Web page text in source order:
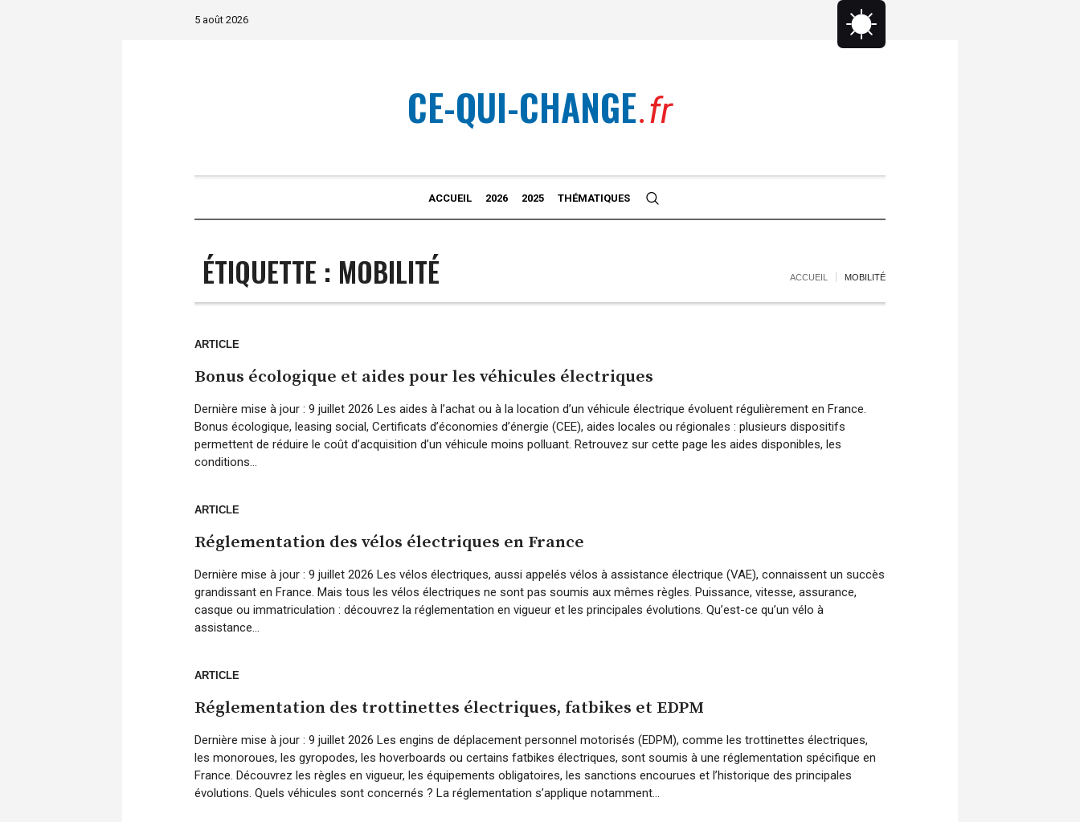
5 août 2026
CE-QUI-CHANGE.fr
ACCUEIL 2026 2025 THÉMATIQUES
ÉTIQUETTE : MOBILITÉ ACCUEIL MOBILITÉ
ARTICLE
Bonus écologique et aides pour les véhicules électriques
Dernière mise à jour : 9 juillet 2026 Les aides à l’achat ou à la location d’un véhicule électrique évoluent régulièrement en France.
Bonus écologique, leasing social, Certificats d’économies d’énergie (CEE), aides locales ou régionales : plusieurs dispositifs
permettent de réduire le coût d’acquisition d’un véhicule moins polluant. Retrouvez sur cette page les aides disponibles, les
conditions...
ARTICLE
Réglementation des vélos électriques en France
Dernière mise à jour : 9 juillet 2026 Les vélos électriques, aussi appelés vélos à assistance électrique (VAE), connaissent un succès
grandissant en France. Mais tous les vélos électriques ne sont pas soumis aux mêmes règles. Puissance, vitesse, assurance,
casque ou immatriculation : découvrez la réglementation en vigueur et les principales évolutions. Qu’est-ce qu’un vélo à
assistance...
ARTICLE
Réglementation des trottinettes électriques, fatbikes et EDPM
Dernière mise à jour : 9 juillet 2026 Les engins de déplacement personnel motorisés (EDPM), comme les trottinettes électriques,
les monoroues, les gyropodes, les hoverboards ou certains fatbikes électriques, sont soumis à une réglementation spécifique en
France. Découvrez les règles en vigueur, les équipements obligatoires, les sanctions encourues et l’historique des principales
évolutions. Quels véhicules sont concernés ? La réglementation s’applique notamment...